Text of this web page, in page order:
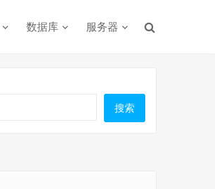
数据库 服务器
搜索